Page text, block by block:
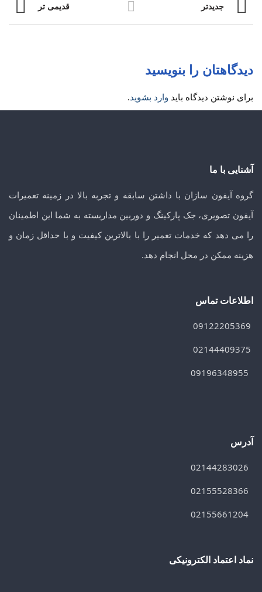
جدیدتر قدیمی تر
دیدگاهتان را بنویسید
برای نوشتن دیدگاه باید وارد بشوید.
آشنایی با ما
گروه آیفون سازان با داشتن سابقه و تجربه بالا در زمینه تعمیرات
آیفون تصویری، جک پارکینگ و دوربین مداربسته به شما این اطمینان
را می دهد که خدمات تعمیر را با بالاترین کیفیت و با حداقل زمان و
هزینه ممکن در محل انجام دهد.
اطلاعات تماس
آدرس
نماد اعتماد الکترونیکی